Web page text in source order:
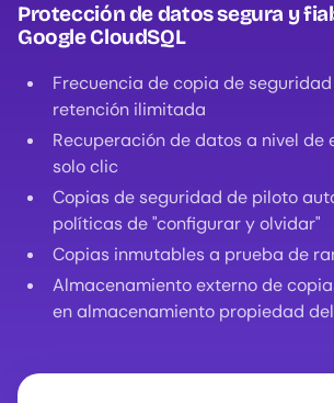
Protección de datos segura y
Google CloudSQL
Frecuencia de copia de
retención ilimitada
Recuperación de datos a nivel de
solo clic
Copias de seguridad de piloto
políticas de "configurar y olvidar"
Copias inmutables a prueba de
Almacenamiento externo de
en almacenamiento propiedad